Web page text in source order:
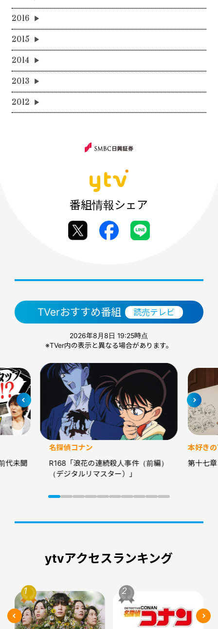
2016
2015
2014
2013
2012
番組情報シェア
TVerおすすめ番組 読売テレビ
2026年8月8日 19:25時点
※TVer内の表示と異なる場合があります。
代未聞
名探偵コナン
R168「浪花の連続殺人事件（前編）
（デジタルリマスター）」
本好き
第十七
ytvアクセスランキング